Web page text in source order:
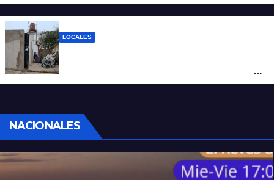
LOCALES
por la Justicia
NACIONALES